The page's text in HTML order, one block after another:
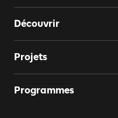
Découvrir
Projets
Programmes